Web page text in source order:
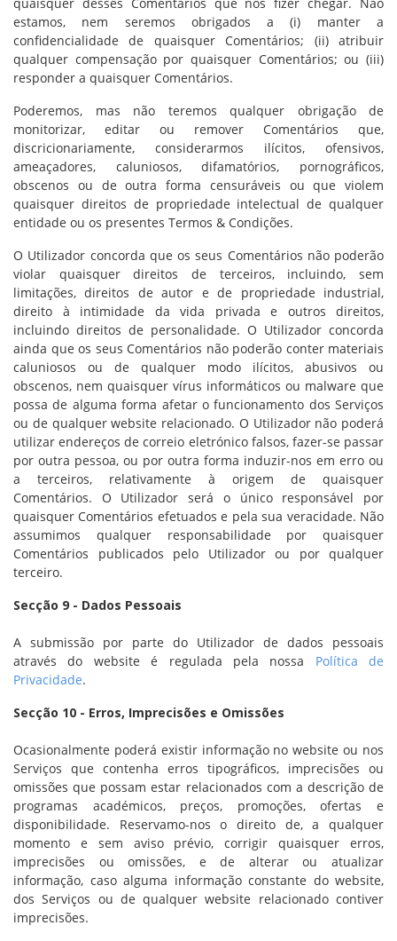
estamos, nem seremos obrigados a (i) manter a
confidencialidade de quaisquer Comentários; (ii) atribuir
qualquer compensação por quaisquer Comentários; ou (iii)
responder a quaisquer Comentários.
Poderemos, mas não teremos qualquer obrigação de
monitorizar, editar ou remover Comentários que,
discricionariamente, considerarmos ilícitos, ofensivos,
ameaçadores, caluniosos, difamatórios, pornográficos,
obscenos ou de outra forma censuráveis ou que violem
quaisquer direitos de propriedade intelectual de qualquer
entidade ou os presentes Termos & Condições.
O Utilizador concorda que os seus Comentários não poderão
violar quaisquer direitos de terceiros, incluindo, sem
limitações, direitos de autor e de propriedade industrial,
direito à intimidade da vida privada e outros direitos,
incluindo direitos de personalidade. O Utilizador concorda
ainda que os seus Comentários não poderão conter materiais
caluniosos ou de qualquer modo ilícitos, abusivos ou
obscenos, nem quaisquer vírus informáticos ou malware que
possa de alguma forma afetar o funcionamento dos Serviços
ou de qualquer website relacionado. O Utilizador não poderá
utilizar endereços de correio eletrónico falsos, fazer-se passar
por outra pessoa, ou por outra forma induzir-nos em erro ou
a terceiros, relativamente à origem de quaisquer
Comentários. O Utilizador será o único responsável por
quaisquer Comentários efetuados e pela sua veracidade. Não
assumimos qualquer responsabilidade por quaisquer
Comentários publicados pelo Utilizador ou por qualquer
terceiro.
Secção 9 - Dados Pessoais
A submissão por parte do Utilizador de dados pessoais
através do website é regulada pela nossa Política de
Privacidade.
Secção 10 - Erros, Imprecisões e Omissões
Ocasionalmente poderá existir informação no website ou nos
Serviços que contenha erros tipográficos, imprecisões ou
omissões que possam estar relacionados com a descrição de
programas académicos, preços, promoções, ofertas e
disponibilidade. Reservamo-nos o direito de, a qualquer
momento e sem aviso prévio, corrigir quaisquer erros,
imprecisões ou omissões, e de alterar ou atualizar
informação, caso alguma informação constante do website,
dos Serviços ou de qualquer website relacionado contiver
imprecisões.